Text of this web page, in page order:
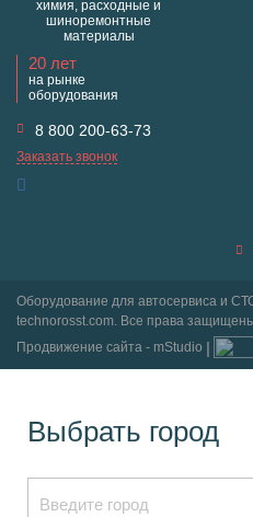
химия, расходные и
шиноремонтные
материалы
20 лет
на рынке
оборудования
8 800 200-63-73
Заказать звонок
Оборудование для автосервиса и
technorosst.com. Все права
Продвижение сайта - mStudio
Выбрать город